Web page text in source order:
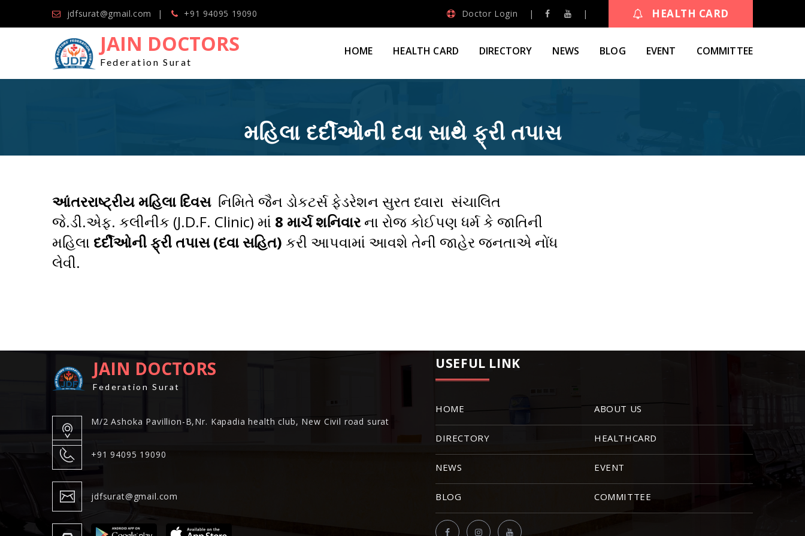
jdfsurat@gmail.com +91 94095 19090 Doctor Login HEALTH CARD
JAIN DOCTORS
Federation Surat
HOME HEALTH CARD DIRECTORY NEWS BLOG EVENT COMMITTEE
મહિલા દર્દીઓની દવા સાથે ફ્રી તપાસ
આંતરરાષ્ટ્રીય મહિલા દિવસનિમિતે જૈન ડોકટર્સ ફેડરેશન સુરત ધ્વારા સંચાલિત
જે.ડી.એફ. કલીનીક (J.D.F. Clinic) માં 8 માર્ચ શનિવારના રોજ કોઈપણ ધર્મ કે જાતિની
મહિલા દર્દીઓની ફ્રી તપાસ (દવા સહિત) કરી આપવામાં આવશે તેની જાહેર જનતાએ નોંધ
લેવી.
JAIN DOCTORS
Federation Surat
M/2 Ashoka Pavillion-B,Nr. Kapadia health club, New Civil road surat
+91 94095 19090
jdfsurat@gmail.com
USEFUL LINK
HOME ABOUT US
DIRECTORY HEALTHCARD
NEWS EVENT
BLOG COMMITTEE